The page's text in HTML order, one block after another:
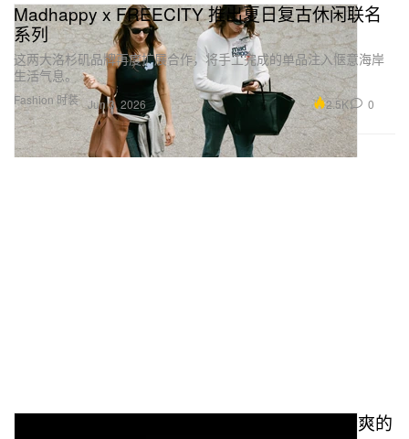
Fashion 时装
Madhappy x FREECITY 推出夏日复古休闲联名
系列
这两大洛杉矶品牌再度扩展合作，将手工完成的单品注入惬意海岸
生活气息。
Jun 3, 2026 2.5K 0
Paura x Vans Authentic 联名上新：乖张又清爽的